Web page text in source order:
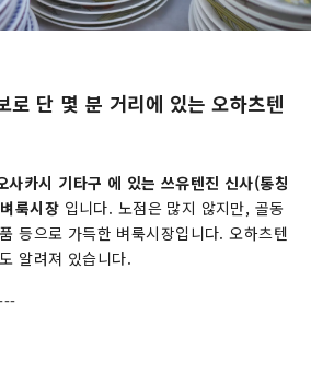
로 단 몇 분 거리에 있는 오하츠텐
사카시 기타구 에 있는 쓰유텐진 신사(통칭
룩시장 입니다. 노점은 많지 않지만, 골동
등으로 가득한 벼룩시장입니다. 오하츠텐
알려져 있습니다.